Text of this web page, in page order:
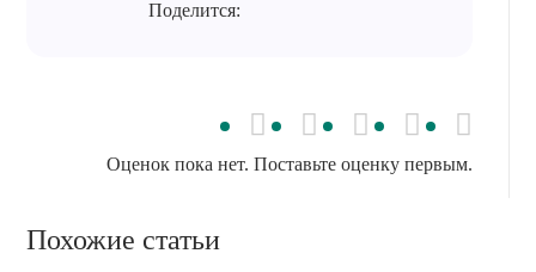
Поделится:
Оценок пока нет. Поставьте оценку первым.
Похожие статьи